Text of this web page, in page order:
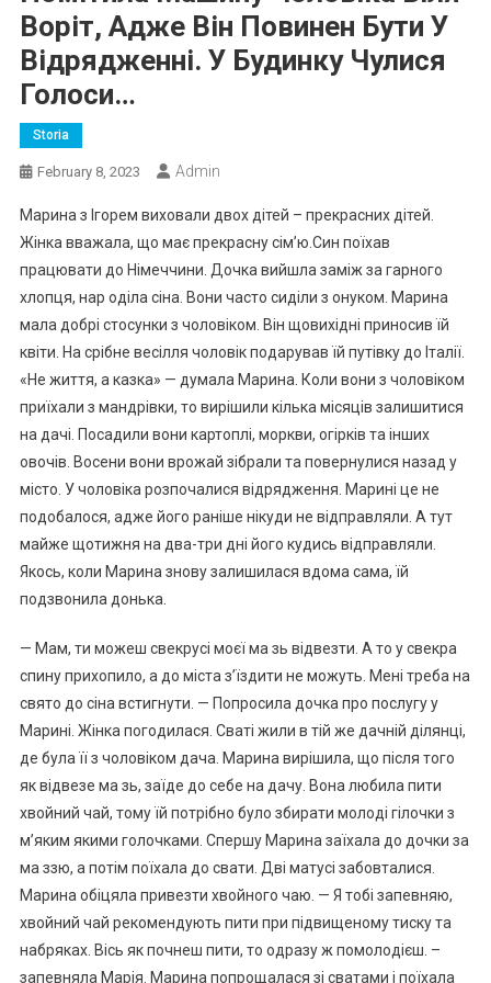
Воріт, Адже Він Повинен Бути У
Відрядженні. У Будинку Чулися
Голоси…
Storia
February 8, 2023 Admin
Марина з Ігорем виховали двох дітей – прекрасних дітей.
Жінка вважала, що має прекрасну сім’ю.Син поїхав
працювати до Німеччини. Дочка вийшла заміж за гарного
хлопця, нар оділа сіна. Вони часто сиділи з онуком. Марина
мала добрі стосунки з чоловіком. Він щовихідні приносив їй
квіти. На срібне весілля чоловік подарував їй путівку до Італії.
«Не життя, а казка» — думала Марина. Коли вони з чоловіком
приїхали з мандрівки, то вирішили кілька місяців залишитися
на дачі. Посадили вони картоплі, моркви, огірків та інших
овочів. Восени вони врожай зібрали та повернулися назад у
місто. У чоловіка розпочалися відрядження. Марині це не
подобалося, адже його раніше нікуди не відправляли. А тут
майже щотижня на два-три дні його кудись відправляли.
Якось, коли Марина знову залишилася вдома сама, їй
подзвонила донька.
— Мам, ти можеш свекрусі моєї ма зь відвезти. А то у свекра
спину прихопило, а до міста з’їздити не можуть. Мені треба на
свято до сіна встигнути. — Попросила дочка про послугу у
Марині. Жінка погодилася. Сваті жили в тій же дачній ділянці,
де була її з чоловіком дача. Марина вирішила, що після того
як відвезе ма зь, заїде до себе на дачу. Вона любила пити
хвойний чай, тому їй потрібно було збирати молоді гілочки з
м’яким якими голочками. Спершу Марина заїхала до дочки за
ма ззю, а потім поїхала до свати. Дві матусі забовталися.
Марина обіцяла привезти хвойного чаю. — Я тобі запевняю,
хвойний чай рекомендують пити при підвищеному тиску та
набряках. Вісь як почнеш пити, то одразу ж помолодієш. –
запевняла Марія. Марина попрощалася зі сватами і поїхала